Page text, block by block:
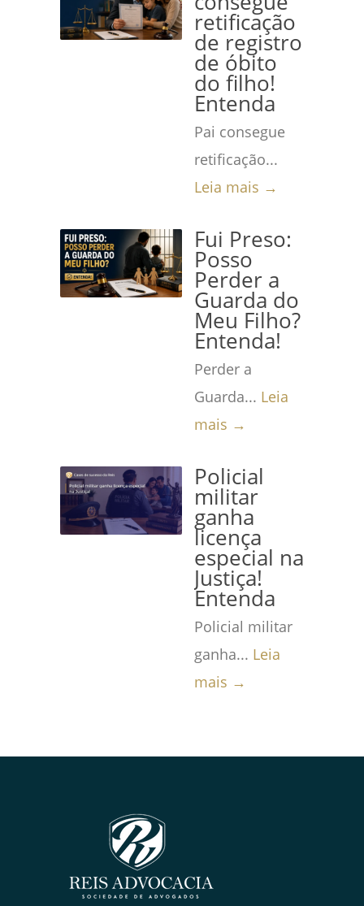
retificação
de registro
de óbito
do filho!
Entenda
Pai consegue
retificação...
Leia mais →
Fui Preso:
Posso
Perder a
Guarda do
Meu Filho?
Entenda!
Perder a
Guarda... Leia
mais →
Policial
militar
ganha
licença
especial na
Justiça!
Entenda
Policial militar
ganha... Leia
mais →